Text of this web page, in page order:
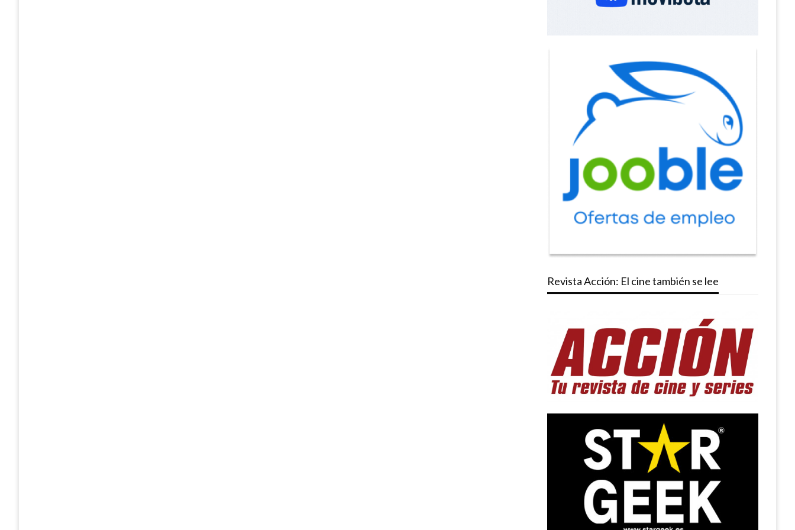
Revista Acción: El cine también se lee